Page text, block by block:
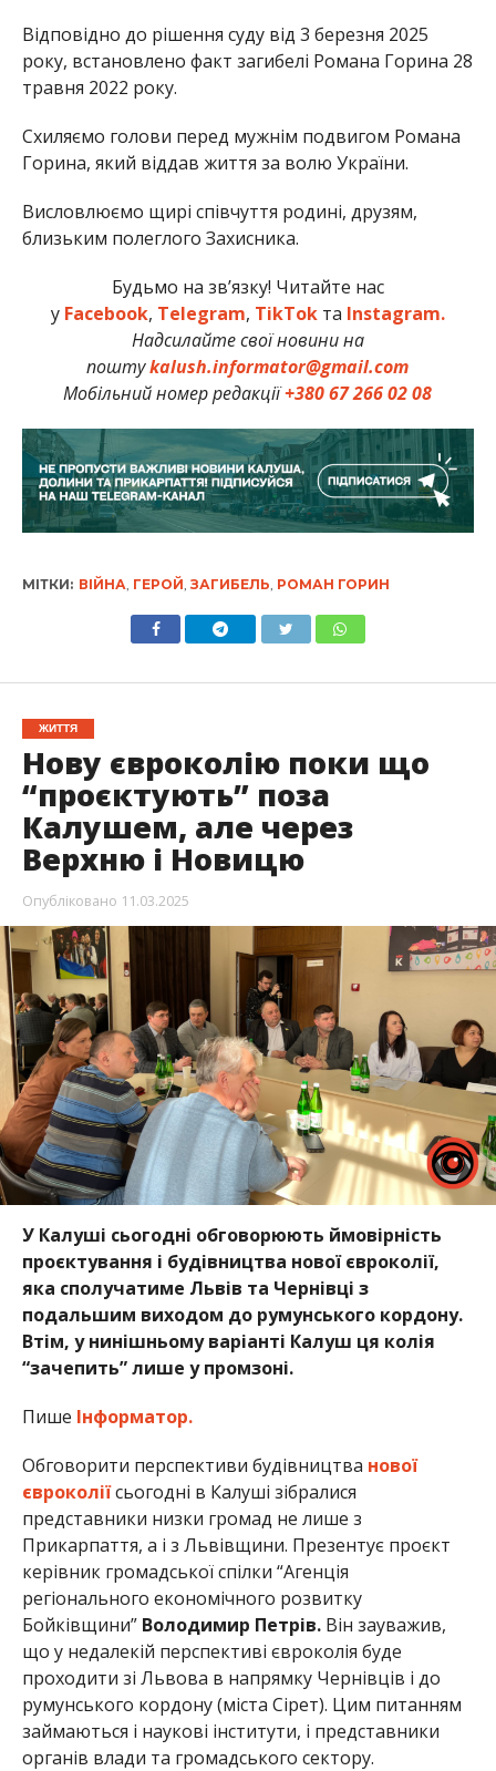
Відповідно до рішення суду від 3 березня 2025
року, встановлено факт загибелі Романа Горина 28
травня 2022 року.
Схиляємо голови перед мужнім подвигом Романа
Горина, який віддав життя за волю України.
Висловлюємо щирі співчуття родині, друзям,
близьким полеглого Захисника.
Будьмо на зв’язку! Читайте нас
у Facebook, Telegram, TikTokта Instagram.
Надсилайте свої новини на
поштуkalush.informator@gmail.com
Мобільний номер редакції+380 67 266 02 08
МІТКИ: ВІЙНА ГЕРОЙ ЗАГИБЕЛЬ РОМАН ГОРИН
ЖИТТЯ
Нову євроколію поки що
“проєктують” поза
Калушем, але через
Верхню і Новицю
Опубліковано 11.03.2025
У Калуші сьогодні обговорюють ймовірність
проєктування і будівництва нової євроколії,
яка сполучатиме Львів та Чернівці з
подальшим виходом до румунського кордону.
Втім, у нинішньому варіанті Калуш ця колія
“зачепить” лише у промзоні.
Пише Інформатор.
Обговорити перспективи будівництва нової
євроколіїсьогодні в Калуші зібралися
представники низки громад не лише з
Прикарпаття, а і з Львівщини. Презентує проєкт
керівник громадської спілки “Агенція
регіонального економічного розвитку
Бойківщини” Володимир Петрів. Він зауважив,
що у недалекій перспективі євроколія буде
проходити зі Львова в напрямку Чернівців і до
румунського кордону (міста Сірет). Цим питанням
займаються і наукові інститути, і представники
органів влади та громадського сектору.